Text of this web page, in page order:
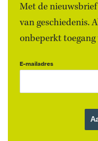
Met de
van geschiedenis.
onbeperkt
E-mailadres